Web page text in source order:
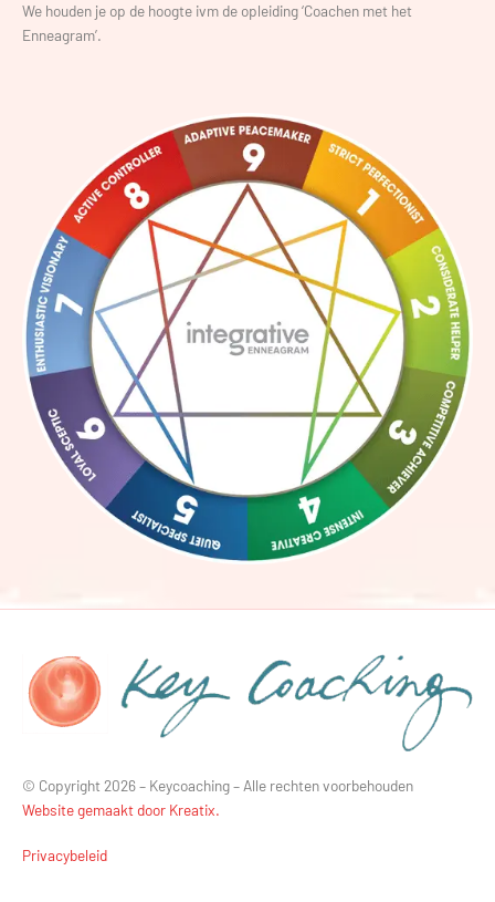
We houden je op de hoogte ivm de opleiding ‘Coachen met het
Enneagram’.
© Copyright 2026 – Keycoaching – Alle rechten voorbehouden
Website gemaakt door Kreatix.
Privacybeleid